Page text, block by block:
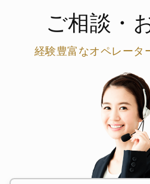
ご相談・
経験豊富なオペレータ